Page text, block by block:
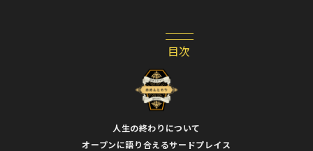
人生の終わりについて
オープンに語り合えるサードプレイス